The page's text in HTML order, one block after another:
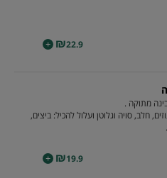
₪22.9
+
מתוקה .
חלב, סויה וגלוטן ועלול להכיל: ביצים,
₪19.9
+